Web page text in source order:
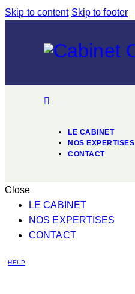
Skip to content Skip to footer
LE CABINET
NOS EXPERTISES
CONTACT
Close
LE CABINET
NOS EXPERTISES
CONTACT
HELP